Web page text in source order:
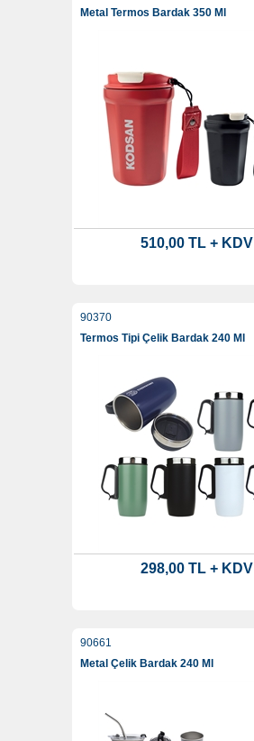
Metal Termos Bardak 350 Ml
510,00 TL + KDV
90370
Termos Tipi Çelik Bardak 240 Ml
298,00 TL + KDV
90661
Metal Çelik Bardak 240 Ml